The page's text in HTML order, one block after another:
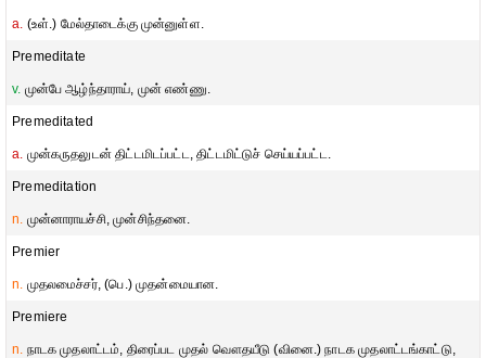
a. (உள்.) மேல்தாடைக்கு முன்னுள்ள.
Premeditate
v. முன்பே ஆழ்ந்தாராய், முன் எண்ணு.
Premeditated
a. முன்கருதலுடன் திட்டமிடப்பட்ட, திட்டமிட்டுச் செய்யப்பட்ட.
Premeditation
n. முன்னாராயச்சி, முன்சிந்தனை.
Premier
n. முதலமைச்சர், (பெ.) முதன்மையான.
Premiere
n. நாடக முதலாட்டம், திரைப்பட முதல் வௌதயீடு (வினை.) நாடக முதலாட்டங்காட்டு,